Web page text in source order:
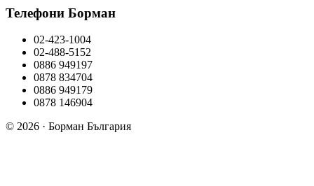
Телефони Борман
02-423-1004
02-488-5152
0886 949197
0878 834704
0886 949179
0878 146904
© 2026 · Борман България